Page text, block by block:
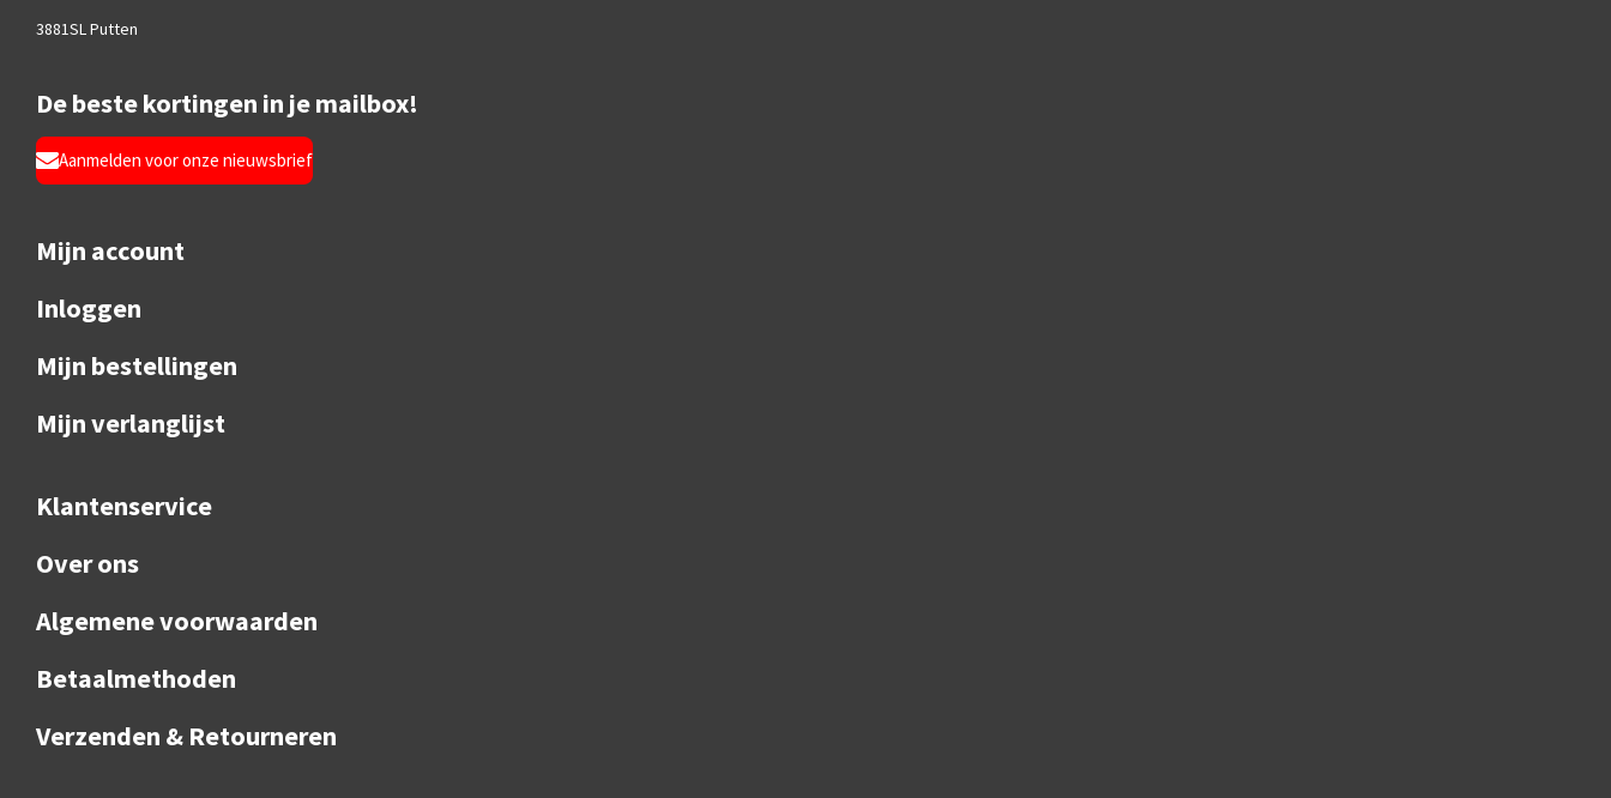
3881SL Putten
De beste kortingen in je mailbox!
Aanmelden voor onze nieuwsbrief
Mijn account
Inloggen
Mijn bestellingen
Mijn verlanglijst
Klantenservice
Over ons
Algemene voorwaarden
Betaalmethoden
Verzenden & Retourneren